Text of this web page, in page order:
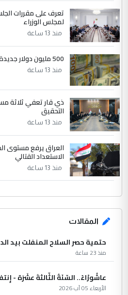
الموضوع :
بين الإهمال واغتصاب
الرافدين تعاني الجفاف والتصحر!!
تعرف على مقررات
لمجلس الوزراء
منذ 13 ساعة
500 مليون دولار جديدة تصل العراق من الفيدرالي
منذ 13 ساعة
ذي قار تعفي ثلاثة
التحقيق
منذ 13 ساعة
العراق يرفع مستوى
الاستعداد القتالي
منذ 13 ساعة
المقالات
حتمية حصر السلاح المنفلت بيد
منذ 23 ساعة
عاشُورْاءُ.. السّنَةُ الثّالثةَ عشَرَة -
الأربعاء 05 آب 2026